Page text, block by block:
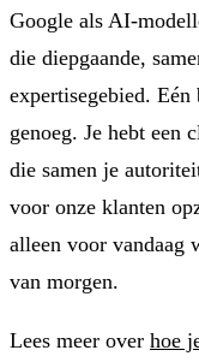
Google als AI-
die diepgaande,
expertisegebied.
genoeg. Je hebt een
die samen je
voor onze klanten
alleen voor vandaag
van morgen.
Lees meer over hoe